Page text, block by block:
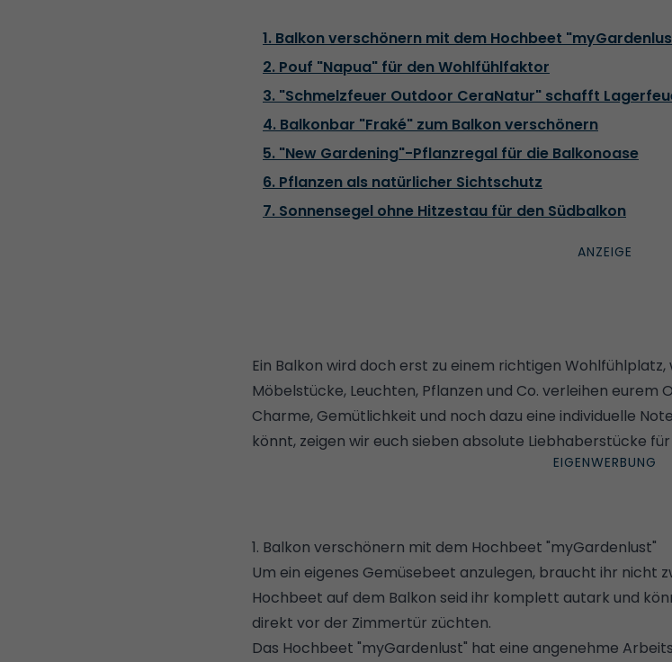
1. Balkon verschönern mit dem Hochbeet
2. Pouf "Napua" für den Wohlfühlfaktor
3. "Schmelzfeuer Outdoor CeraNatur" schafft
4. Balkonbar "Fraké" zum Balkon verschönern
5. "New Gardening"-Pflanzregal für die Balkonoase
6. Pflanzen als natürlicher Sichtschutz
7. Sonnensegel ohne Hitzestau für den Südbalkon
Ein Balkon wird doch erst zu einem richtigen
Möbelstücke, Leuchten, Pflanzen und Co. verleihen
Charme, Gemütlichkeit und noch dazu eine individuelle
könnt, zeigen wir euch sieben absolute Liebhaberstücke für
1. Balkon verschönern mit dem Hochbeet "myGardenlust"
Um ein eigenes Gemüsebeet anzulegen, braucht ihr nicht
Hochbeet auf dem Balkon seid ihr komplett autark und
direkt vor der Zimmertür züchten.
Das Hochbeet "myGardenlust" hat eine angenehme